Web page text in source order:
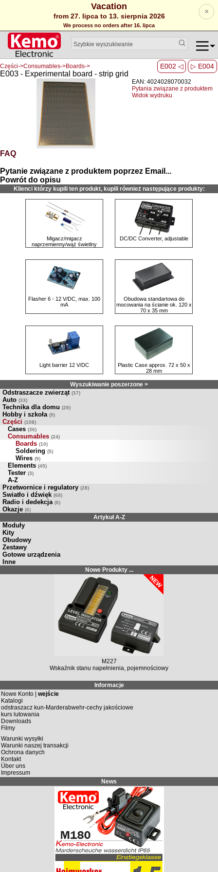
Vacation
from 27. lipca to 13. sierpnia 2026
We process no orders after 16. lipca
×
E002 ◁ ▷ E004
Części->Consumables->Boards->
E003 - Experimental board - strip grid
EAN: 4024028070032
Pytania związane z produktem
Widok wydruku
FAQ
Pytanie związane z produktem poprzez Email...
Powrót do opisu
Klienci którzy kupili ten produkt, kupili również następujące produkty:
Migacz/migacz
naprzemienny/wąż świetlny
DC/DC Converter, adjustable
Flasher 6 - 12 V/DC, max. 100
mA
Obudowa standartowa do
mocowania na ścianie ok. 120 x
70 x 35 mm
Light barrier 12 V/DC
Plastic Case approx. 72 x 50 x
28 mm
Wyszukiwanie poszerzone >
Odstraszacze zwierząt (37)
Auto (33)
Technika dla domu (28)
Hobby i szkoła (9)
Części (108)
Cases (36)
Consumables (24)
Boards (10)
Soldering (5)
Wires (9)
Elements (45)
Tester (3)
A-Z
Przetwornice i regulatory (28)
Swiatło i dźwięk (68)
Radio i dedekcja (6)
Okazje (6)
Artykuł A-Z
Moduły
Kity
Obudowy
Zestawy
Gotowe urządzenia
Inne
Nowe Produkty ...
M227
Wskaźnik stanu napełnienia, pojemnościowy
Informacje
Nowe Konto | wejście
Katalogi
odstraszacz kun-Marderabwehr-cechy jakościowe
kurs lutowania
Downloads
Filmy
Warunki wysyłki
Warunki naszej transakcji
Ochrona danych
Kontakt
Über uns
Impressum
News